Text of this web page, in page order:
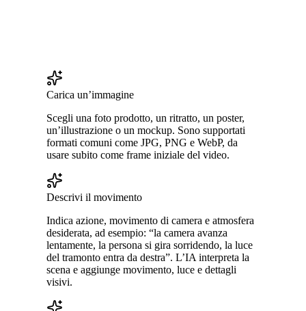
Carica un’immagine
Scegli una foto prodotto, un ritratto, un poster,
un’illustrazione o un mockup. Sono supportati
formati comuni come JPG, PNG e WebP, da
usare subito come frame iniziale del video.
Descrivi il movimento
Indica azione, movimento di camera e atmosfera
desiderata, ad esempio: “la camera avanza
lentamente, la persona si gira sorridendo, la luce
del tramonto entra da destra”. L’IA interpreta la
scena e aggiunge movimento, luce e dettagli
visivi.